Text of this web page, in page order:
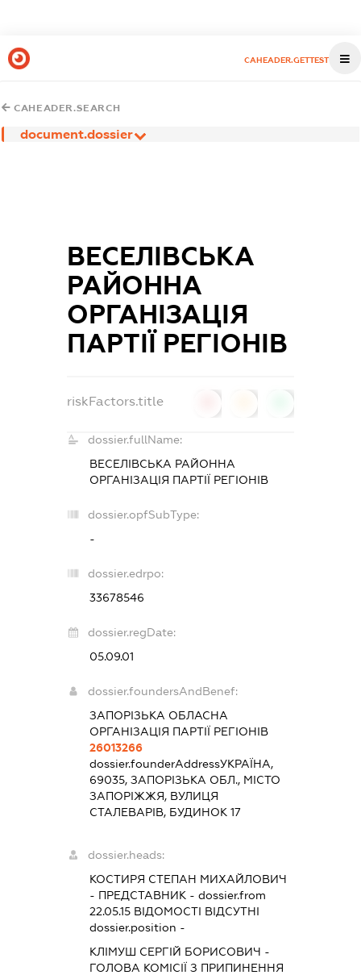
CAHEADER.GETTEST
CAHEADER.SEARCH
document.dossier
ВЕСЕЛІВСЬКА
РАЙОННА
ОРГАНІЗАЦІЯ
ПАРТІЇ РЕГІОНІВ
riskFactors.title
dossier.fullName:
ВЕСЕЛІВСЬКА РАЙОННА
ОРГАНІЗАЦІЯ ПАРТІЇ РЕГІОНІВ
dossier.opfSubType:
-
dossier.edrpo:
33678546
dossier.regDate:
05.09.01
dossier.foundersAndBenef:
ЗАПОРІЗЬКА ОБЛАСНА
ОРГАНІЗАЦІЯ ПАРТІЇ РЕГІОНІВ
26013266
dossier.founderAddressУКРАЇНА,
69035, ЗАПОРІЗЬКА ОБЛ., МІСТО
ЗАПОРІЖЖЯ, ВУЛИЦЯ
СТАЛЕВАРІВ, БУДИНОК 17
dossier.heads:
КОСТИРЯ СТЕПАН МИХАЙЛОВИЧ
- ПРЕДСТАВНИК - dossier.from
22.05.15ВІДОМОСТІ ВІДСУТНІ
dossier.position -
КЛІМУШ СЕРГІЙ БОРИСОВИЧ -
ГОЛОВА КОМІСІЇ З ПРИПИНЕННЯ